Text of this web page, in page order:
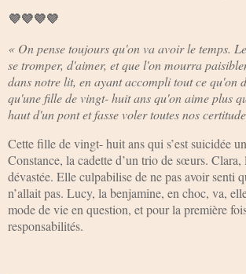
💜💜💜💜
« On pense toujours qu'on va avoir le temps.
se tromper, d'aimer, et que l'on mourra
dans notre lit, en ayant accompli tout ce qu'on
qu'une fille de vingt- huit ans qu'on aime plus
haut d'un pont et fasse voler toutes nos
Cette fille de vingt- huit ans qui s’est suicidée
Constance, la cadette d’un trio de sœurs. Clara,
dévastée. Elle culpabilise de ne pas avoir senti
n’allait pas. Lucy, la benjamine, en choc, va,
mode de vie en question, et pour la première
responsabilités.